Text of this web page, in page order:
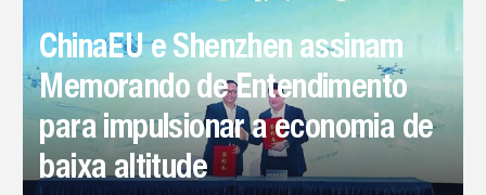
ChinaEU e Shenzhen assinam
Memorando de Entendimento
para impulsionar a economia de
baixa altitude